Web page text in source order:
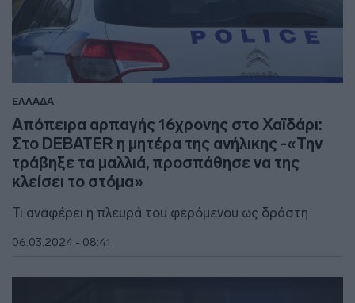
ΕΛΛΑΔΑ
Απόπειρα αρπαγής 16χρονης στο Χαϊδάρι:
Στο DEBATER η μητέρα της ανήλικης -«Την
τράβηξε τα μαλλιά, προσπάθησε να της
κλείσει το στόμα»
Τι αναφέρει η πλευρά του φερόμενου ως δράστη
06.03.2024 - 08:41